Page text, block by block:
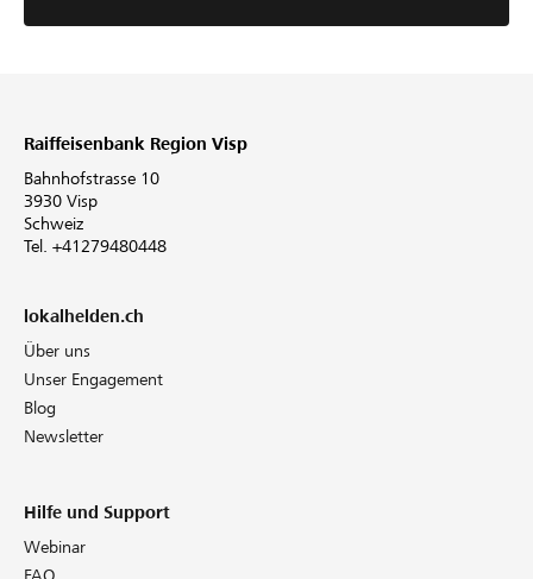
Raiffeisenbank Region Visp
Bahnhofstrasse 10
3930 Visp
Schweiz
Tel. +41279480448
lokalhelden.ch
Über uns
Unser Engagement
Blog
Newsletter
Hilfe und Support
Webinar
FAQ